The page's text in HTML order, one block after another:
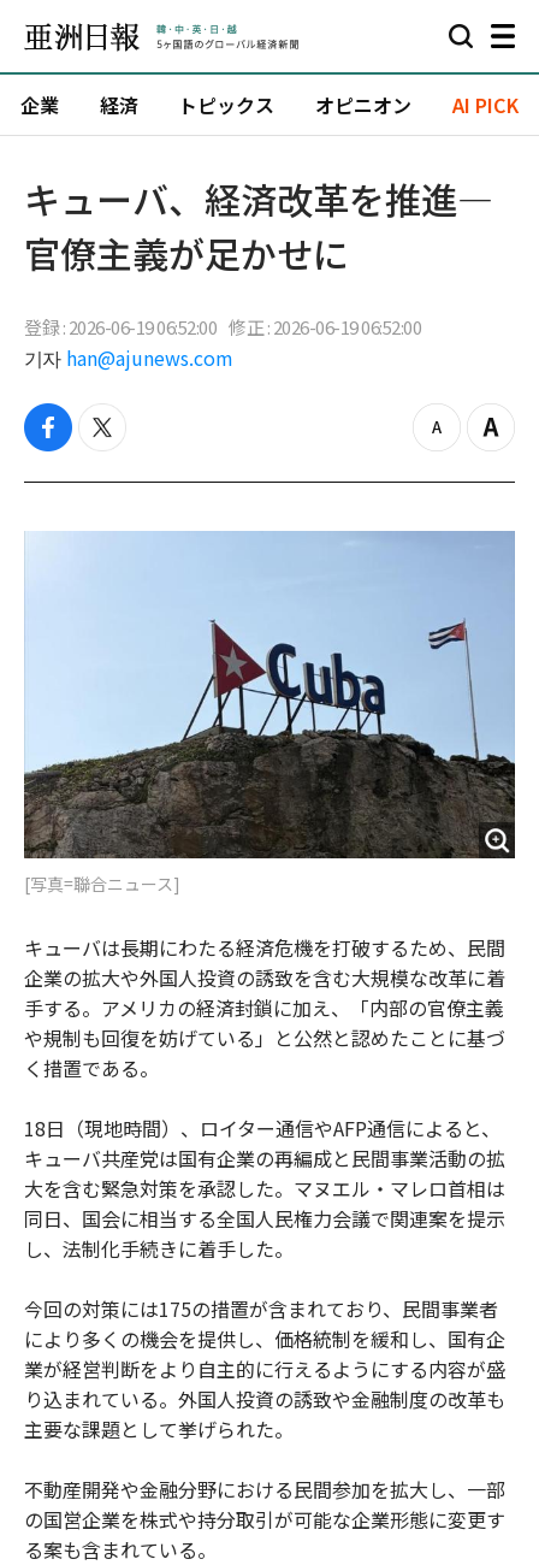
企業 経済 トピックス オピニオン AI PICK
キューバ、経済改革を推進—
官僚主義が足かせに
登録 : 2026-06-19 06:52:00 修正 : 2026-06-19 06:52:00
기자 han@ajunews.com
f
c
b
t
i
t
z
o
o
Z
o
i
[写真=聯合ニュース]
キューバは長期にわたる経済危機を打破するため、民間
企業の拡大や外国人投資の誘致を含む大規模な改革に着
手する。アメリカの経済封鎖に加え、「内部の官僚主義
や規制も回復を妨げている」と公然と認めたことに基づ
く措置である。
18日（現地時間）、ロイター通信やAFP通信によると、
キューバ共産党は国有企業の再編成と民間事業活動の拡
大を含む緊急対策を承認した。マヌエル・マレロ首相は
同日、国会に相当する全国人民権力会議で関連案を提示
し、法制化手続きに着手した。
今回の対策には175の措置が含まれており、民間事業者
により多くの機会を提供し、価格統制を緩和し、国有企
業が経営判断をより自主的に行えるようにする内容が盛
り込まれている。外国人投資の誘致や金融制度の改革も
主要な課題として挙げられた。
不動産開発や金融分野における民間参加を拡大し、一部
の国営企業を株式や持分取引が可能な企業形態に変更す
る案も含まれている。